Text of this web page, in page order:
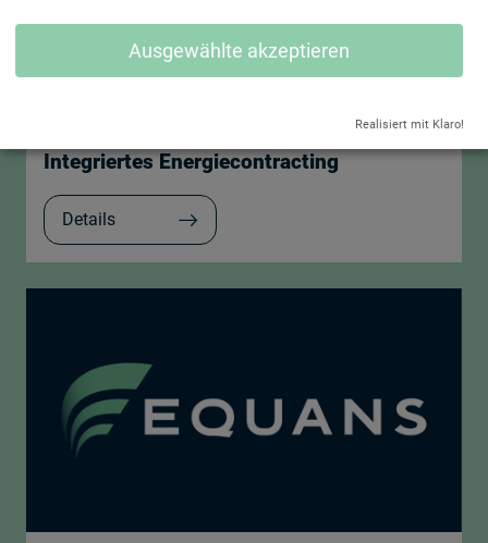
Integriertes Energiecontracting
Details
Ausgewählte akzeptieren
Realisiert mit Klaro!